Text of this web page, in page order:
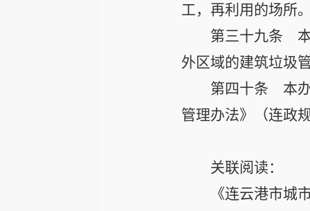
工，再利用的场所
第三十九条 本
外区域的建筑垃圾
第四十条 本办
管理办法》（连政
关联阅读：
《连云港市城